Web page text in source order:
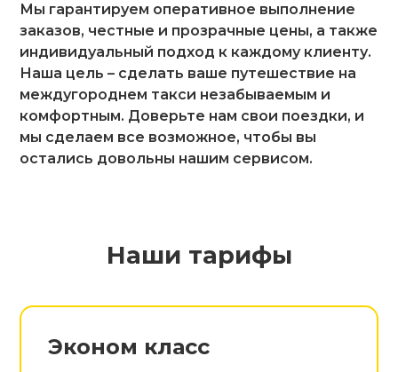
Мы гарантируем оперативное выполнение
заказов, честные и прозрачные цены, а также
индивидуальный подход к каждому клиенту.
Наша цель – сделать ваше путешествие на
междугороднем такси незабываемым и
комфортным. Доверьте нам свои поездки, и
мы сделаем все возможное, чтобы вы
остались довольны нашим сервисом.
Наши тарифы
Эконом класс